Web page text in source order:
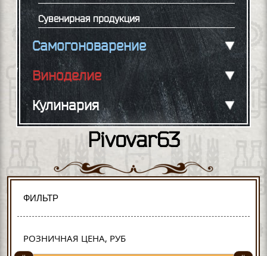
Сувенирная продукция
Самогоноварение
Виноделие
Кулинария
Pivovar63
ФИЛЬТР
РОЗНИЧНАЯ ЦЕНА, РУБ